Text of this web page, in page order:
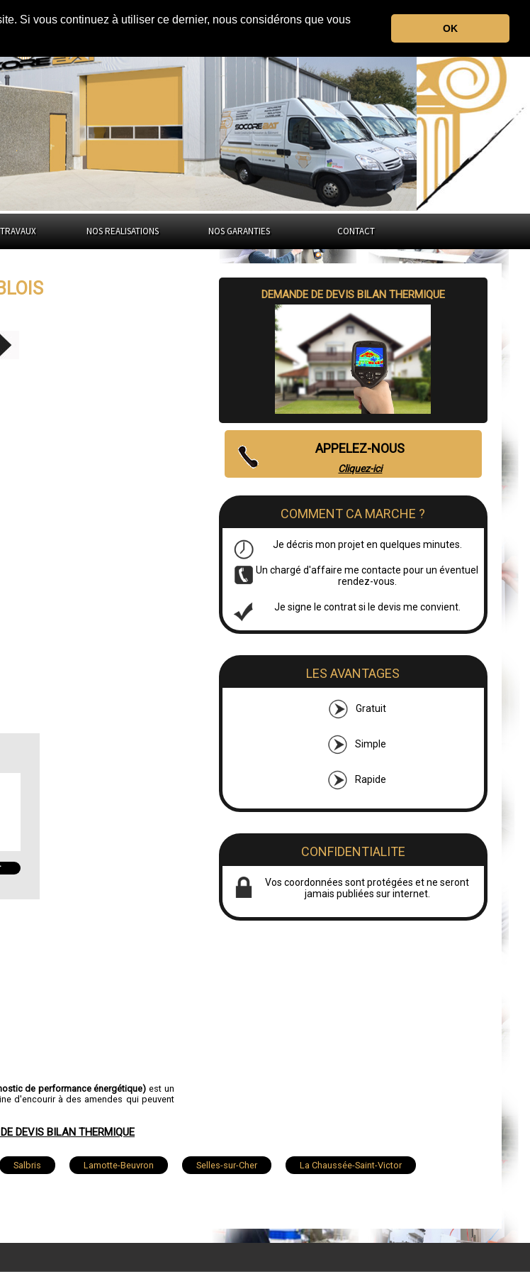
Si vous continuez à utiliser ce dernier, nous considérons que vous
OK
le Loir-et-Cher
Centre-Val de Loire
NOS REALISATIONS NOS GARANTIES CONTACT
DEMANDE DE DEVIS BILAN THERMIQUE
APPELEZ-NOUS
Cliquez-ici
COMMENT CA MARCHE ?
Je décris mon projet en quelques minutes.
Un chargé d'affaire me contacte pour un éventuel
rendez-vous.
Je signe le contrat si le devis me convient.
LES AVANTAGES
Gratuit
Simple
Rapide
CONFIDENTIALITE
Vos coordonnées sont protégées et ne seront
jamais publiées sur internet.
de performance énergétique) est un
d'encourir à des amendes qui peuvent
DEVIS BILAN THERMIQUE
Salbris Lamotte-Beuvron Selles-sur-Cher La Chaussée-Saint-Victor
Nouan-le-Fuzelier Saint-Georges-sur-Cher